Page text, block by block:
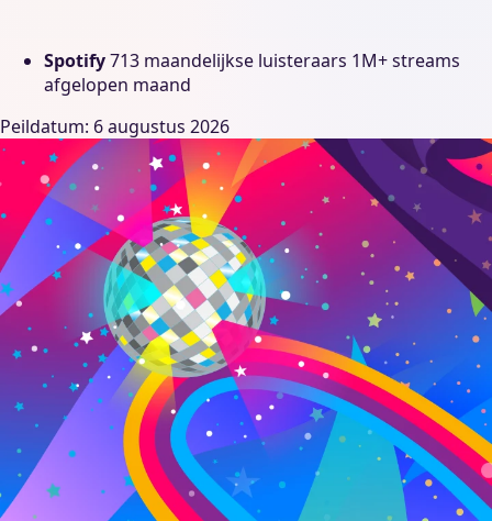
Spotify713 maandelijkse luisteraars 1M+ streams
afgelopen maand
Peildatum: 6 augustus 2026